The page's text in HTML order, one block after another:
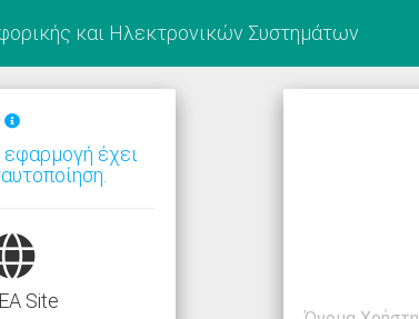
και Ηλεκτρονικών Συστημάτων
έχει
Site